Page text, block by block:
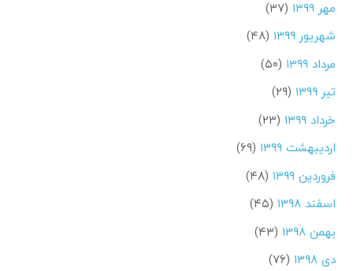
مهر ۱۳۹۹
(۳۷)
شهریور ۱۳۹۹
(۴۸)
مرداد ۱۳۹۹
(۵۰)
تیر ۱۳۹۹
(۲۹)
خرداد ۱۳۹۹
(۲۳)
اردیبهشت ۱۳۹۹
(۶۹)
فروردین ۱۳۹۹
(۴۸)
اسفند ۱۳۹۸
(۴۵)
بهمن ۱۳۹۸
(۴۳)
دی ۱۳۹۸
(۷۶)